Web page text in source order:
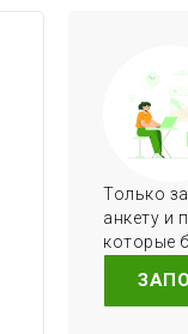
Только
анкету и
которые